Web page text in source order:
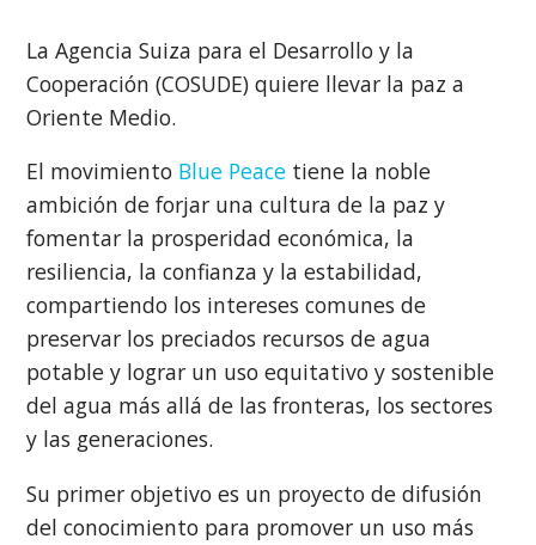
La Agencia Suiza para el Desarrollo y la
Cooperación (COSUDE) quiere llevar la paz a
Oriente Medio.
El movimiento Blue Peace tiene la noble
ambición de forjar una cultura de la paz y
fomentar la prosperidad económica, la
resiliencia, la confianza y la estabilidad,
compartiendo los intereses comunes de
preservar los preciados recursos de agua
potable y lograr un uso equitativo y sostenible
del agua más allá de las fronteras, los sectores
y las generaciones.
Su primer objetivo es un proyecto de difusión
del conocimiento para promover un uso más